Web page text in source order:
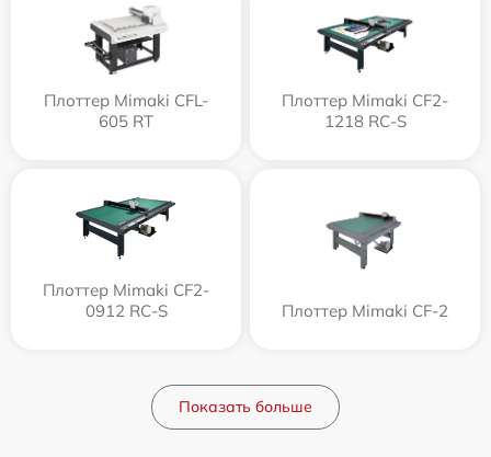
Плоттер Mimaki CFL-
605 RT
Плоттер Mimaki CF2-
1218 RC-S
Плоттер Mimaki CF2-
0912 RC-S
Плоттер Mimaki CF-2
Показать больше